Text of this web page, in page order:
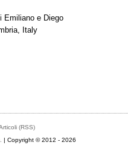
Emiliano e Diego
Italy
(RSS)
| Copyright © 2012 - 2026